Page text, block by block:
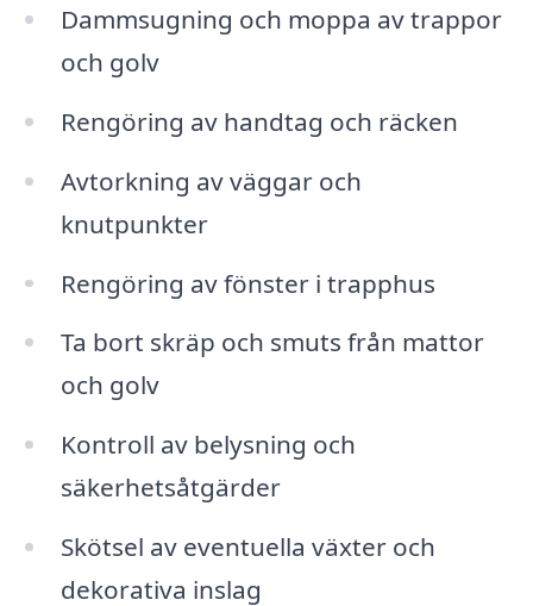
Dammsugning och moppa av trappor
och golv
Rengöring av handtag och räcken
Avtorkning av väggar och
knutpunkter
Rengöring av fönster i trapphus
Ta bort skräp och smuts från mattor
och golv
Kontroll av belysning och
säkerhetsåtgärder
Skötsel av eventuella växter och
dekorativa inslag